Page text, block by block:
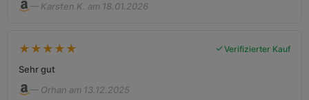
— Karsten K. am 18.01.2026
★ ★ ★ ★ ★ Verifizierter Kauf
Sehr gut
— Orhan am 13.12.2025